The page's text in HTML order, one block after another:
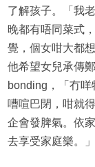
了解孩子。「我
晚都有唔同菜式
覺，個女咁大都
他希望女兒承傳
bonding，「冇咩
嘈喧巴閉，咁就
企會發脾氣。依
去享受家庭樂。」